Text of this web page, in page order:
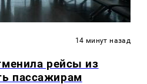
14 минут назад
рейсы из
пассажирам